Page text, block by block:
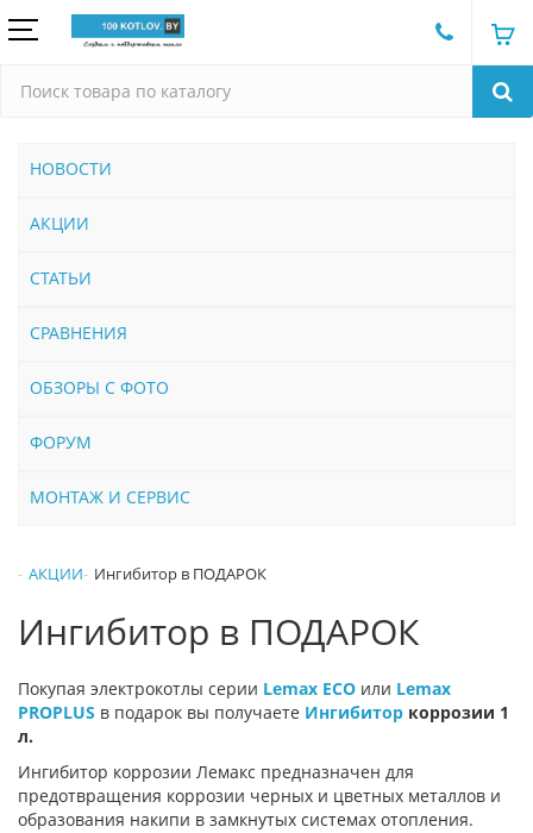
НОВОСТИ
АКЦИИ
СТАТЬИ
СРАВНЕНИЯ
ОБЗОРЫ С ФОТО
ФОРУМ
МОНТАЖ И СЕРВИС
АКЦИИ Ингибитор в ПОДАРОК
Ингибитор в ПОДАРОК
Покупая электрокотлы серии Lemax ECO или Lemax
PROPLUS в подарок вы получаете Ингибитор коррозии 1
л.
Ингибитор коррозии Лемакс предназначен для
предотвращения коррозии черных и цветных металлов и
образования накипи в замкнутых системах отопления.